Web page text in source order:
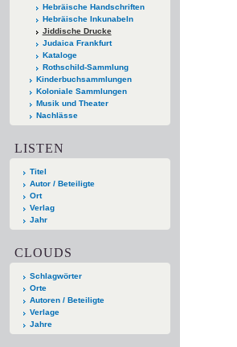
Hebräische Handschriften
Hebräische Inkunabeln
Jiddische Drucke
Judaica Frankfurt
Kataloge
Rothschild-Sammlung
Kinderbuchsammlungen
Koloniale Sammlungen
Musik und Theater
Nachlässe
LISTEN
Titel
Autor / Beteiligte
Ort
Verlag
Jahr
CLOUDS
Schlagwörter
Orte
Autoren / Beteiligte
Verlage
Jahre